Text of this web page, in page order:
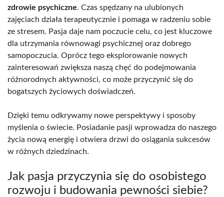
zdrowie psychiczne. Czas spędzany na ulubionych
zajęciach działa terapeutycznie i pomaga w radzeniu sobie
ze stresem. Pasja daje nam poczucie celu, co jest kluczowe
dla utrzymania równowagi psychicznej oraz dobrego
samopoczucia. Oprócz tego eksplorowanie nowych
zainteresowań zwiększa naszą chęć do podejmowania
różnorodnych aktywności, co może przyczynić się do
bogatszych życiowych doświadczeń.
Dzięki temu odkrywamy nowe perspektywy i sposoby
myślenia o świecie. Posiadanie pasji wprowadza do naszego
życia nową energię i otwiera drzwi do osiągania sukcesów
w różnych dziedzinach.
Jak pasja przyczynia się do osobistego
rozwoju i budowania pewności siebie?